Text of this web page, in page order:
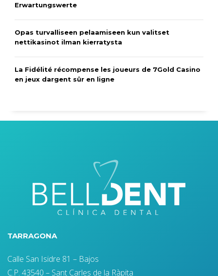
Erwartungswerte
Opas turvalliseen pelaamiseen kun valitset
nettikasinot ilman kierratysta
La Fidélité récompense les joueurs de 7Gold Casino
en jeux dargent sûr en ligne
TARRAGONA
Calle San Isidre 81 – Bajos
C.P. 43540 – Sant Carles de la Ràpita